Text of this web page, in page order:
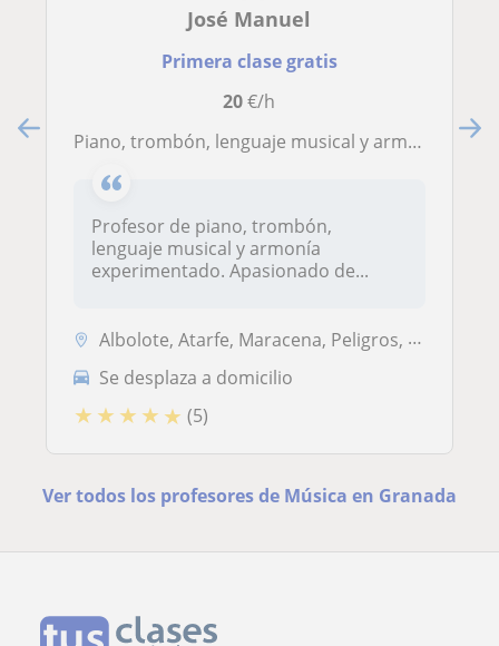
José Manuel
Primera clase gratis
20€/h
Piano, trombón, lenguaje musical y armonía
Profesor de piano, trombón,
lenguaje musical y armonía
experimentado. Apasionado de...
Albolote, Atarfe, Maracena, Peligros, Granada Capital
Se desplaza a domicilio
★ ★ ★ ★ ★ (5)
Ver todos los profesores de Música en Granada